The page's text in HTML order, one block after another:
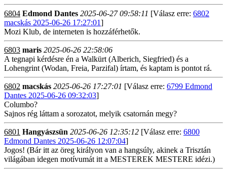
6804 Edmond Dantes 2025-06-27 09:58:11 [Válasz erre: 6802
macskás 2025-06-26 17:27:01]
Mozi Klub, de interneten is hozzáférhetők.
6803 maris 2025-06-26 22:58:06
A tegnapi kérdésre én a Walkürt (Alberich, Siegfried) és a
Lohengrint (Wodan, Freia, Parzifal) írtam, és kaptam is pontot rá.
6802 macskás 2025-06-26 17:27:01 [Válasz erre: 6799 Edmond
Dantes 2025-06-26 09:32:03]
Columbo?
Sajnos rég láttam a sorozatot, melyik csatornán megy?
6801 Hangyászsün 2025-06-26 12:35:12 [Válasz erre: 6800
Edmond Dantes 2025-06-26 12:07:04]
Jogos! (Bár itt az öreg királyon van a hangsúly, akinek a Trisztán
világában idegen motívumát itt a MESTEREK MESTERE idézi.)